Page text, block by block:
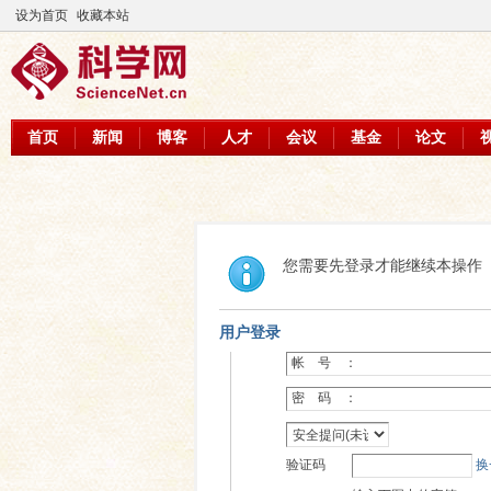
设为首页 收藏本站
首页 新闻 博客 人才 会议 基金 论文
您需要先登录才能继续本操作
用户登录
帐 号 ：
密 码 ：
验证码